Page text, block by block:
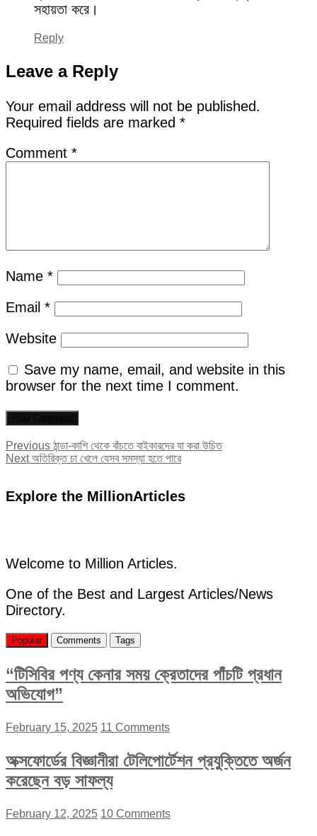
সহায়তা করে।
Reply
Leave a Reply
Your email address will not be published.
Required fields are marked *
Comment *
Name *
Email *
Website
Save my name, email, and website in this
browser for the next time I comment.
Post
navigation
Previous Previous
post:
ঠান্ডা-কাশি থেকে বাঁচতে বাইকারদের যা করা উচিত
Next Next
অতিরিক্ত চা খেলে যেসব সমস্যা হতে পারে
Explore the MillionArticles
Welcome to Million Articles.
One of the Best and Largest Articles/News
Directory.
Popular Comments Tags
“টিসিবির পণ্য কেনার সময় ক্রেতাদের পাঁচটি প্রধান
অভিযোগ”
February 15, 2025 11 Comments
অক্সফোর্ডের বিজ্ঞানীরা টেলিপোর্টেশন প্রযুক্তিতে অর্জন
করেছেন বড় সাফল্য
February 12, 2025 10 Comments